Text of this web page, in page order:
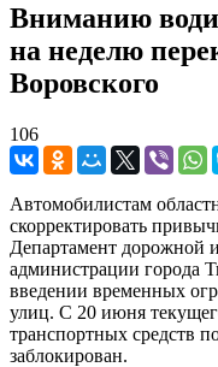
Вниманию
на неделю
Воровского
106
Автомобилистам
скорректировать
Департамент дорожной
администрации города
введении временных
улиц. С 20 июня
транспортных средств
заблокирован.